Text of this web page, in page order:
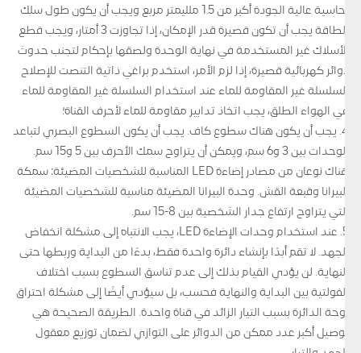
نحاسية عالية الجودة أكبر من 1.5 ملليمتر مربع ويجب أن يكون طول سلك
الطاقة يجب أن تكون قصيرة قدر الإمكان، إذا تجاوزت 3 أمتار، ويجب قطع
الأسلاك غير المستخدمة في نهاية الوحدة ولصقها بإحكام لتجنب حدوث
دوائر كهربائية قصيرة، إذا لزم الأمر، استخدم براغي ذاتية التنصت للإصلاح
السلسلة غير المقاومة للماء عند استخدام السلسلة غير المقاومة للماء
في الهواء الطلق، يجب اتخاذ تدابير مقاومة للماء لأحرف القناة؛
4. يجب أن يكون هناك سطوع كاف. يجب أن يكون السطوع البصري لتباعد
الوحدات بين 3 و6 سم، ويمكن أن يتراوح سمك الأحرف بين 5 و15 سم.
هناك نوعان من مصادر إضاءة LED المناسبة للشخصيات المضيئة: سمكة
البيرانا وقبعة القش. وحدة البيرانا المضيئة مناسبة للشخصيات المضيئة
التي يتراوح ارتفاع جدار الشخصية بين 8-15 سم.
5. عند استخدام وحدات الإضاءة LED، يجب الانتباه إلى مشكلة انخفاض
الجهد. لا تقم أبدًا بإنشاء دائرة واحدة فقط، بدءًا من البداية وربطها حتى
النهاية. لن يؤدي القيام بذلك إلى عدم تناسق السطوع بسبب اختلاف
الفولتية بين البداية والنهاية فحسب، بل سيؤدي أيضًا إلى مشكلة احتراق
لوحة الدائرة بسبب التيار الزائد في قناة واحدة. الطريقة الصحيحة هي
توصيل أكبر عدد ممكن من الدوائر على التوازي لضمان توزيع معقول